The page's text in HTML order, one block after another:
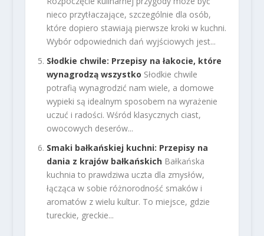
nieco przytłaczające, szczególnie dla osób,
które dopiero stawiają pierwsze kroki w kuchni.
Wybór odpowiednich dań wyjściowych jest...
Słodkie chwile: Przepisy na łakocie, które
wynagrodzą wszystko Słodkie chwile
potrafią wynagrodzić nam wiele, a domowe
wypieki są idealnym sposobem na wyrażenie
uczuć i radości. Wśród klasycznych ciast,
owocowych deserów...
Smaki bałkańskiej kuchni: Przepisy na
dania z krajów bałkańskich Bałkańska
kuchnia to prawdziwa uczta dla zmysłów,
łącząca w sobie różnorodność smaków i
aromatów z wielu kultur. To miejsce, gdzie
tureckie, greckie...